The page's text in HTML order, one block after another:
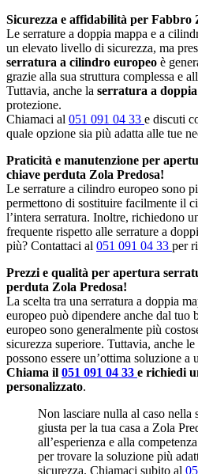
Sicurezza e affidabilità per Fabbro
Le serrature a doppia mappa e a
un elevato livello di sicurezza, ma
serratura a cilindro europeo è
grazie alla sua struttura complessa e
Tuttavia, anche la serratura a
protezione.
Chiamaci al 051 091 04 33 e discuti
quale opzione sia più adatta alle tue
Praticità e manutenzione per
chiave perduta Zola Predosa!
Le serrature a cilindro europeo sono
permettono di sostituire facilmente il
l’intera serratura. Inoltre, richiedono
frequente rispetto alle serrature a
più? Contattaci al 051 091 04 33 per
Prezzi e qualità per apertura
perduta Zola Predosa!
La scelta tra una serratura a doppia
europeo può dipendere anche dal tuo
europeo sono generalmente più
sicurezza superiore. Tuttavia, anche
possono essere un’ottima soluzione a
Chiama il 051 091 04 33 e richiedi
personalizzato.
Non lasciare nulla al caso nella
giusta per la tua casa a Zola
all’esperienza e alla
per trovare la soluzione più
sicurezza. Chiamaci subito al